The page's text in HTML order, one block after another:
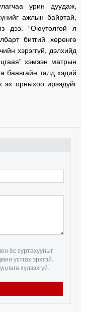
урин дуудаж,
ажлын байртай,
дээ. “Оюутолгой л
битгий хөрөнгө
хэрэггүй, дэлхийд
хэмээн матрын
баавгайн талд хэдий
эх орныхоо ирээдүйг
ёс суртахууныг
устгах эрхтэй.
хүлээхгүй.